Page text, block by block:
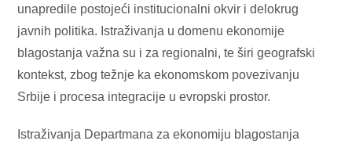
unapredile postojeći institucionalni okvir i delokrug
javnih politika. Istraživanja u domenu ekonomije
blagostanja važna su i za regionalni, te širi geografski
kontekst, zbog težnje ka ekonomskom povezivanju
Srbije i procesa integracije u evropski prostor.
Istraživanja Departmana za ekonomiju blagostanja